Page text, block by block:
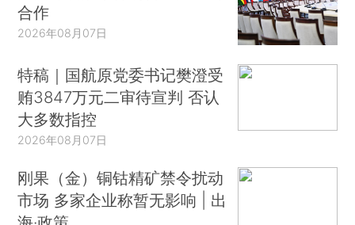
合作
2026年08月07日
特稿｜国航原党委书记樊澄受
贿3847万元二审待宣判 否认
大多数指控
2026年08月07日
刚果（金）铜钴精矿禁令扰动
市场 多家企业称暂无影响 | 出